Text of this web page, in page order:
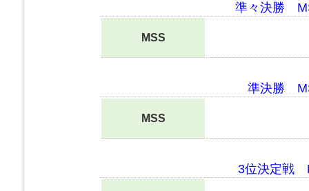
準々決勝
MSS
準決勝
MSS
3位決定戦